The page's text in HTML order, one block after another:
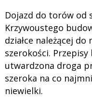
Dojazd do torów od
Krzywoustego
działce należącej
szerokości.
utwardzona droga
szeroka na co
niewielki.